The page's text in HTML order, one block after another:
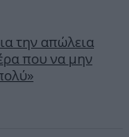
την απώλεια
που να μην